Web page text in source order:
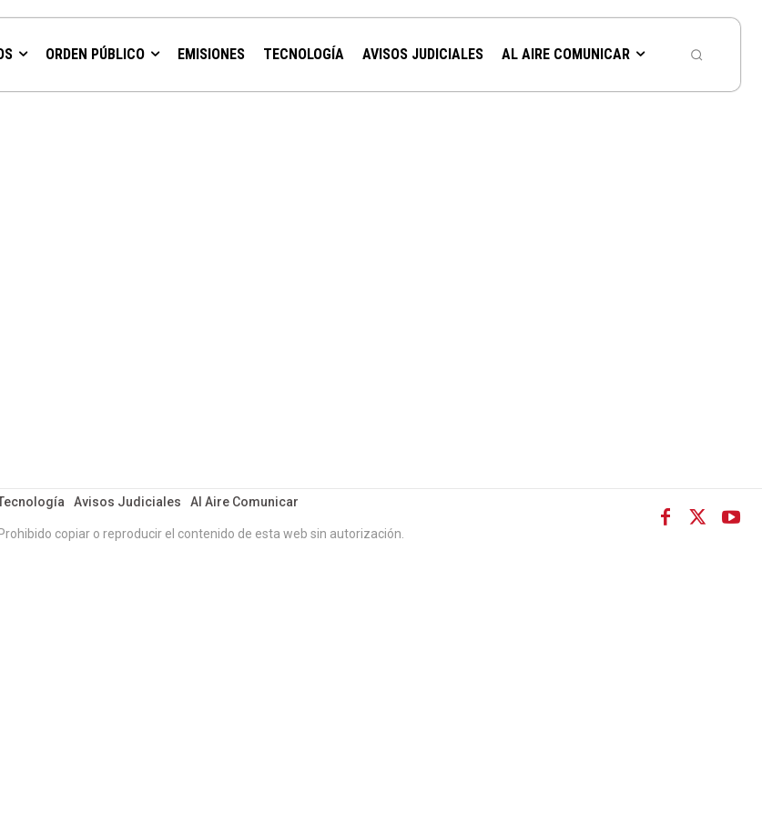
ORDEN PÚBLICO EMISIONES TECNOLOGÍA AVISOS JUDICIALES AL AIRE COMUNICAR
Avisos Judiciales Al Aire Comunicar
copiar o reproducir el contenido de esta web sin autorización.